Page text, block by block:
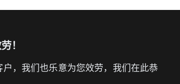
！
，我们也乐意为您效劳，我们在此恭